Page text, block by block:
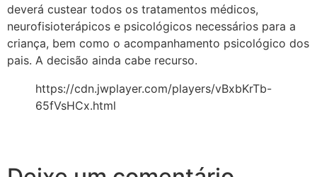
deverá custear todos os tratamentos médicos,
neurofisioterápicos e psicológicos necessários para a
criança, bem como o acompanhamento psicológico dos
pais. A decisão ainda cabe recurso.
https://cdn.jwplayer.com/players/vBxbKrTb-
65fVsHCx.html